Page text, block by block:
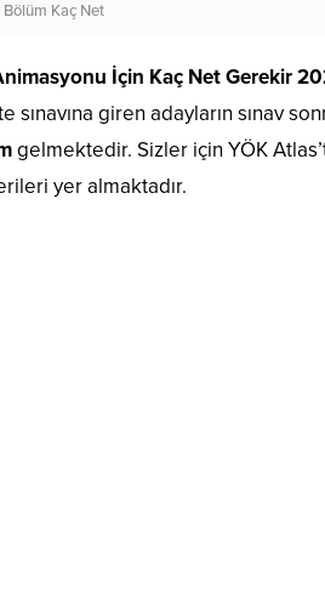
Kaç Net
İçin Kaç Net Gerekir
sınavına giren adayların sınav
gelmektedir. Sizler için YÖK
yer almaktadır.